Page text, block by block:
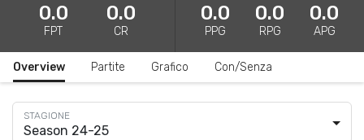
0.0
FPT
0.0
CR
0.0
PPG
0.0
RPG
0.0
APG
Overview Partite Grafico Con/Senza
Season 24-25